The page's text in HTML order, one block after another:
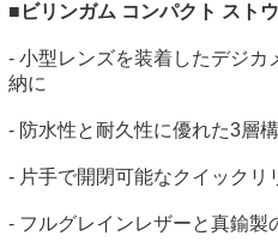
■ビリンガム コンパクト スト
- 小型レンズを装着したデジカ
納に
- 防水性と耐久性に優れた3層
- 片手で開閉可能なクイックリ
- フルグレインレザーと真鍮製